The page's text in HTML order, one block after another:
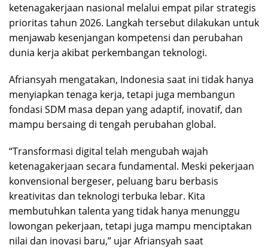
ketenagakerjaan nasional melalui empat pilar strategis
prioritas tahun 2026. Langkah tersebut dilakukan untuk
menjawab kesenjangan kompetensi dan perubahan
dunia kerja akibat perkembangan teknologi.
Afriansyah mengatakan, Indonesia saat ini tidak hanya
menyiapkan tenaga kerja, tetapi juga membangun
fondasi SDM masa depan yang adaptif, inovatif, dan
mampu bersaing di tengah perubahan global.
“Transformasi digital telah mengubah wajah
ketenagakerjaan secara fundamental. Meski pekerjaan
konvensional bergeser, peluang baru berbasis
kreativitas dan teknologi terbuka lebar. Kita
membutuhkan talenta yang tidak hanya menunggu
lowongan pekerjaan, tetapi juga mampu menciptakan
nilai dan inovasi baru,” ujar Afriansyah saat